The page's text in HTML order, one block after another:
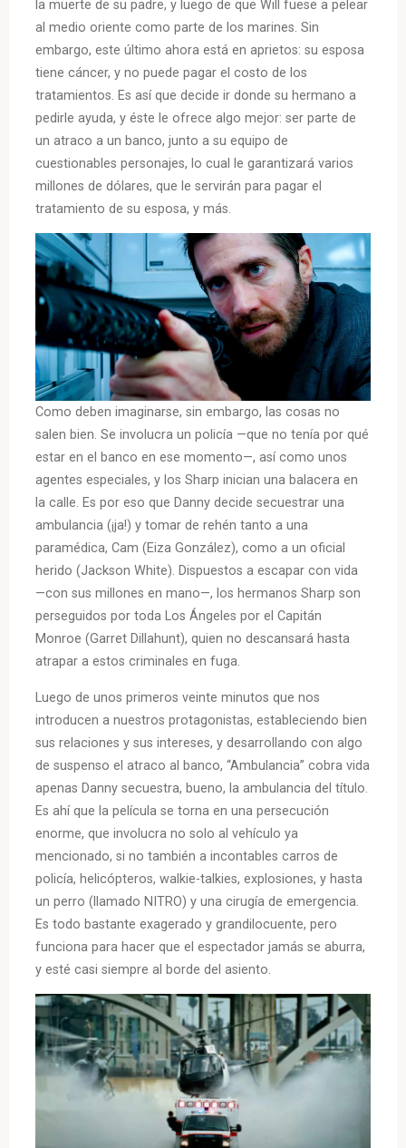
la muerte de su padre, y luego de que Will fuese a pelear
al medio oriente como parte de los marines. Sin
embargo, este último ahora está en aprietos: su esposa
tiene cáncer, y no puede pagar el costo de los
tratamientos. Es así que decide ir donde su hermano a
pedirle ayuda, y éste le ofrece algo mejor: ser parte de
un atraco a un banco, junto a su equipo de
cuestionables personajes, lo cual le garantizará varios
millones de dólares, que le servirán para pagar el
tratamiento de su esposa, y más.
Como deben imaginarse, sin embargo, las cosas no
salen bien. Se involucra un policía —que no tenía por qué
estar en el banco en ese momento—, así como unos
agentes especiales, y los Sharp inician una balacera en
la calle. Es por eso que Danny decide secuestrar una
ambulancia (¡ja!) y tomar de rehén tanto a una
paramédica, Cam (Eiza González), como a un oficial
herido (Jackson White). Dispuestos a escapar con vida
—con sus millones en mano—, los hermanos Sharp son
perseguidos por toda Los Ángeles por el Capitán
Monroe (Garret Dillahunt), quien no descansará hasta
atrapar a estos criminales en fuga.
Luego de unos primeros veinte minutos que nos
introducen a nuestros protagonistas, estableciendo bien
sus relaciones y sus intereses, y desarrollando con algo
de suspenso el atraco al banco, “Ambulancia” cobra vida
apenas Danny secuestra, bueno, la ambulancia del título.
Es ahí que la película se torna en una persecución
enorme, que involucra no solo al vehículo ya
mencionado, si no también a incontables carros de
policía, helicópteros, walkie-talkies, explosiones, y hasta
un perro (llamado NITRO) y una cirugía de emergencia.
Es todo bastante exagerado y grandilocuente, pero
funciona para hacer que el espectador jamás se aburra,
y esté casi siempre al borde del asiento.